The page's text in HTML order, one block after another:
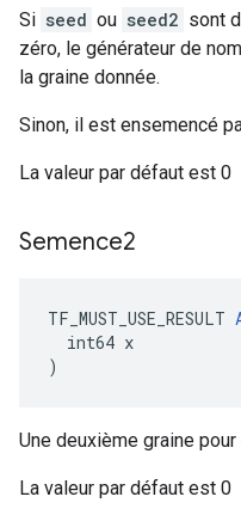
Si seed ou seed2 sont
zéro, le générateur de
la graine donnée.
Sinon, il est ensemencé
La valeur par défaut est 0
Semence2
TF_MUST_USE_RESULT
  int64 x
)
Une deuxième graine
La valeur par défaut est 0